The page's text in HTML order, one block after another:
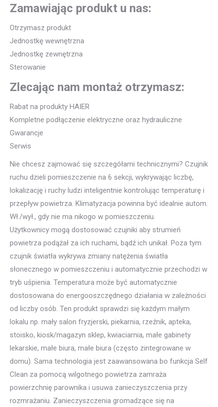
Zamawiając produkt u nas:
Otrzymasz produkt
Jednostkę wewnętrzna
Jednostkę zewnętrzna
Sterowanie
Zlecając nam montaż otrzymasz:
Rabat na produkty HAIER
Kompletne podłączenie elektryczne oraz hydrauliczne
Gwarancje
Serwis
Nie chcesz zajmować się szczegółami technicznymi? Czujnik
ruchu dzieli pomieszczenie na 6 sekcji, wykrywając liczbę,
lokalizację i ruchy ludzi inteligentnie kontrolując temperaturę i
przepływ powietrza. Klimatyzacja powinna być idealnie autom.
Wł./wył., gdy nie ma nikogo w pomieszczeniu.
Użytkownicy mogą dostosować czujniki aby strumień
powietrza podążał za ich ruchami, bądź ich unikał. Poza tym
czujnik światła wykrywa zmiany natężenia światła
słonecznego w pomieszczeniu i automatycznie przechodzi w
tryb uśpienia. Temperatura może być automatycznie
dostosowana do energooszczędnego działania w zależności
od liczby osób. Ten produkt sprawdzi się każdym małym
lokalu np. mały salon fryzjerski, piekarnia, rzeźnik, apteka,
stoisko, kiosk/magazyn sklep, kwiaciarnia, małe gabinety
lekarskie, małe biura, małe biura (często zintegrowane w
domu). Sama technologia jest zaawansowana bo funkcja Self
Clean za pomocą wilgotnego powietrza zamraża
powierzchnię parownika i usuwa zanieczyszczenia przy
rozmrażaniu. Zanieczyszczenia gromadzące się na